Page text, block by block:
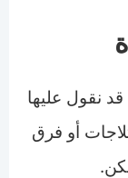
نقول عليها
أو فرق